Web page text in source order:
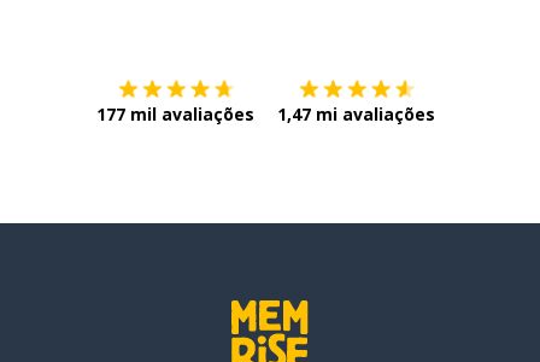
177 mil avaliações 1,47 mi avaliações